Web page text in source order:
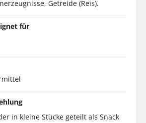
Getreide (Reis).
für
in kleine Stücke geteilt als Snack